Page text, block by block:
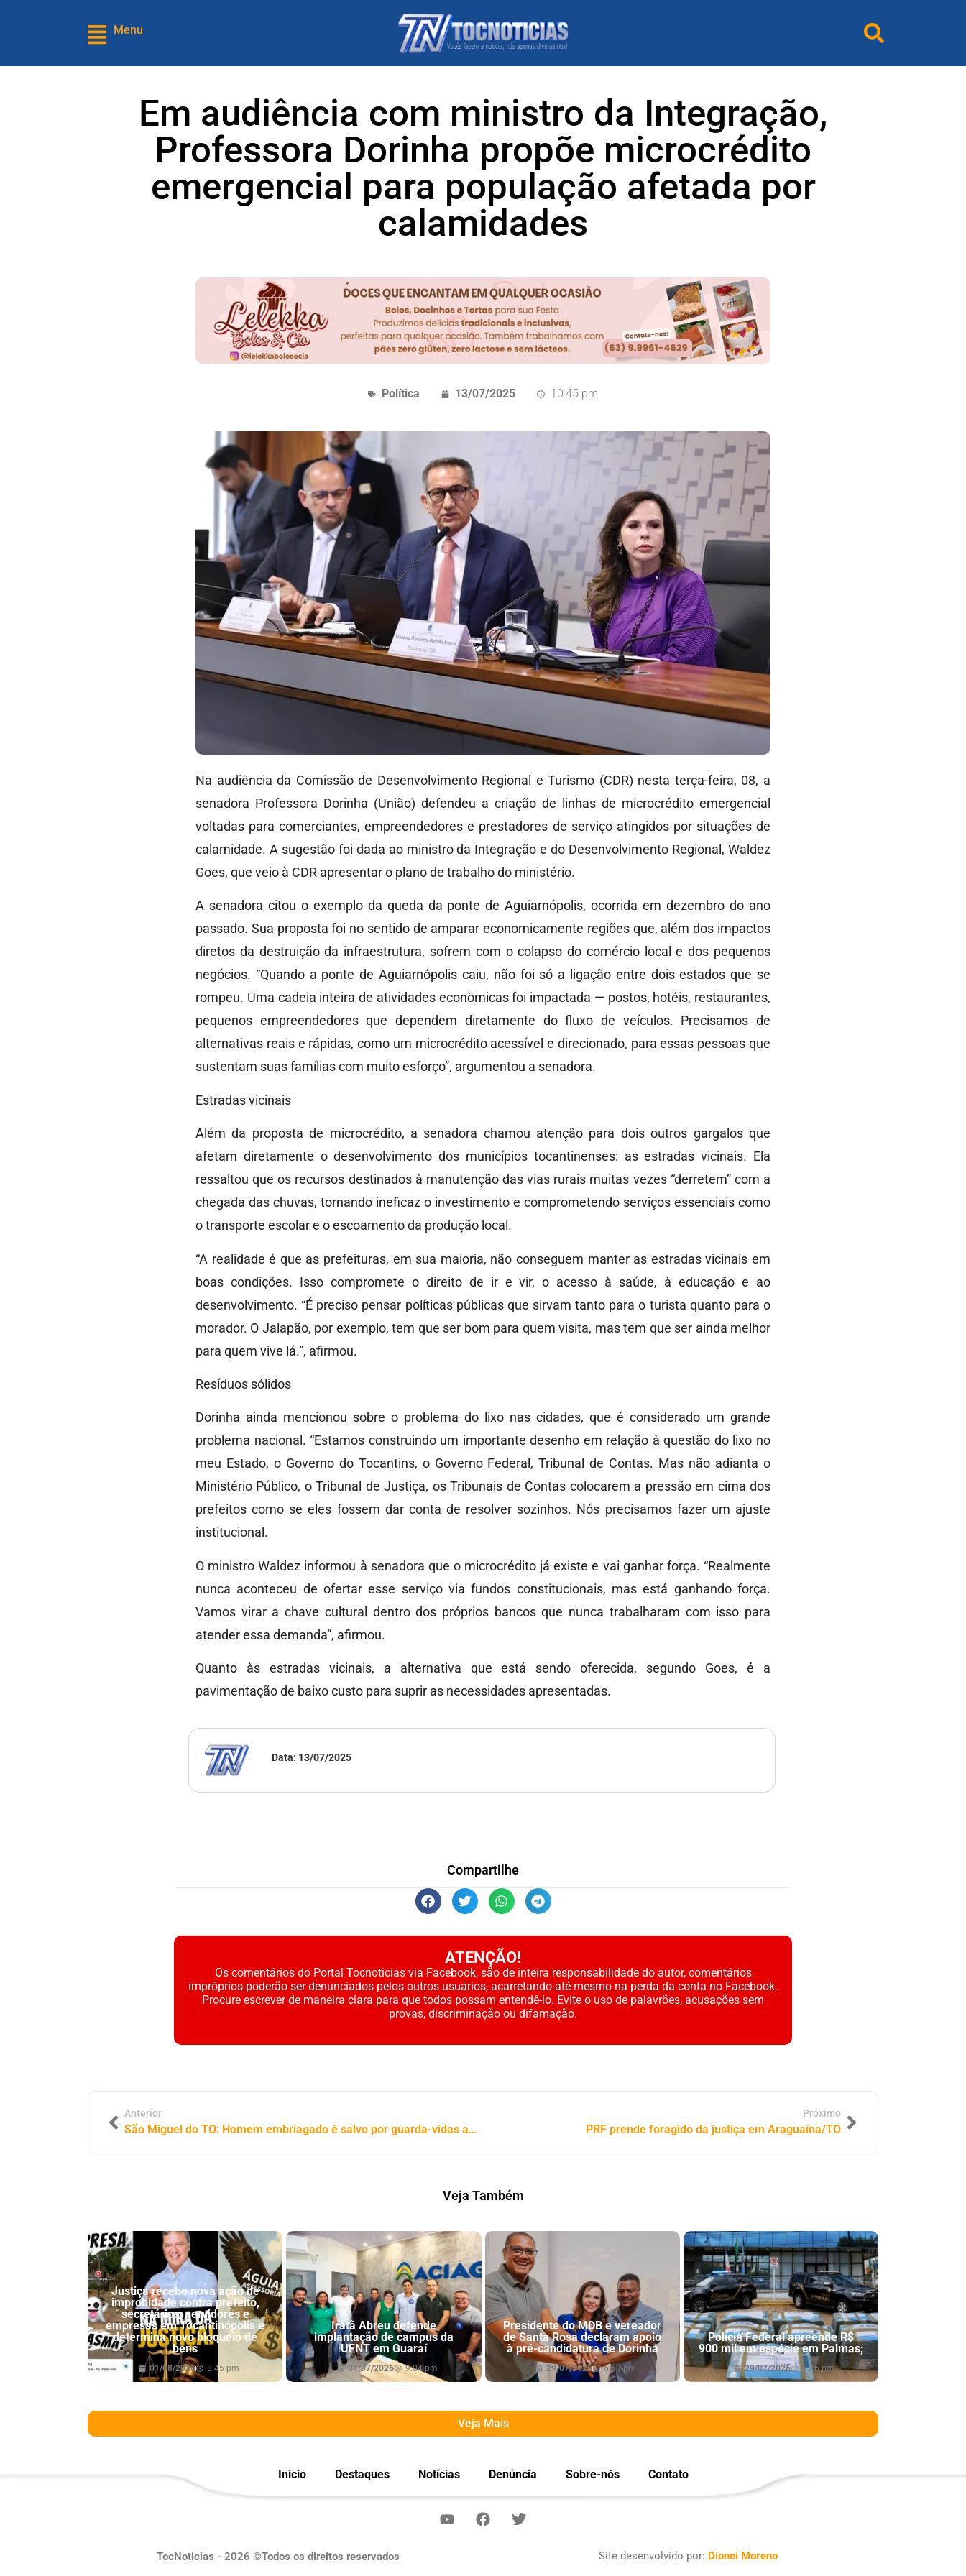
Menu
Em audiência com ministro da Integração,
Professora Dorinha propõe microcrédito
emergencial para população afetada por
calamidades
Política 13/07/2025 10:45 pm
Na audiência da Comissão de Desenvolvimento Regional e Turismo (CDR) nesta terça-feira, 08, a
senadora Professora Dorinha (União) defendeu a criação de linhas de microcrédito emergencial
voltadas para comerciantes, empreendedores e prestadores de serviço atingidos por situações de
calamidade. A sugestão foi dada ao ministro da Integração e do Desenvolvimento Regional, Waldez
Goes, que veio à CDR apresentar o plano de trabalho do ministério.
A senadora citou o exemplo da queda da ponte de Aguiarnópolis, ocorrida em dezembro do ano
passado. Sua proposta foi no sentido de amparar economicamente regiões que, além dos impactos
diretos da destruição da infraestrutura, sofrem com o colapso do comércio local e dos pequenos
negócios. “Quando a ponte de Aguiarnópolis caiu, não foi só a ligação entre dois estados que se
rompeu. Uma cadeia inteira de atividades econômicas foi impactada — postos, hotéis, restaurantes,
pequenos empreendedores que dependem diretamente do fluxo de veículos. Precisamos de
alternativas reais e rápidas, como um microcrédito acessível e direcionado, para essas pessoas que
sustentam suas famílias com muito esforço”, argumentou a senadora.
Estradas vicinais
Além da proposta de microcrédito, a senadora chamou atenção para dois outros gargalos que
afetam diretamente o desenvolvimento dos municípios tocantinenses: as estradas vicinais. Ela
ressaltou que os recursos destinados à manutenção das vias rurais muitas vezes “derretem” com a
chegada das chuvas, tornando ineficaz o investimento e comprometendo serviços essenciais como
o transporte escolar e o escoamento da produção local.
“A realidade é que as prefeituras, em sua maioria, não conseguem manter as estradas vicinais em
boas condições. Isso compromete o direito de ir e vir, o acesso à saúde, à educação e ao
desenvolvimento. “É preciso pensar políticas públicas que sirvam tanto para o turista quanto para o
morador. O Jalapão, por exemplo, tem que ser bom para quem visita, mas tem que ser ainda melhor
para quem vive lá.”, afirmou.
Resíduos sólidos
Dorinha ainda mencionou sobre o problema do lixo nas cidades, que é considerado um grande
problema nacional. “Estamos construindo um importante desenho em relação à questão do lixo no
meu Estado, o Governo do Tocantins, o Governo Federal, Tribunal de Contas. Mas não adianta o
Ministério Público, o Tribunal de Justiça, os Tribunais de Contas colocarem a pressão em cima dos
prefeitos como se eles fossem dar conta de resolver sozinhos. Nós precisamos fazer um ajuste
institucional.
O ministro Waldez informou à senadora que o microcrédito já existe e vai ganhar força. “Realmente
nunca aconteceu de ofertar esse serviço via fundos constitucionais, mas está ganhando força.
Vamos virar a chave cultural dentro dos próprios bancos que nunca trabalharam com isso para
atender essa demanda”, afirmou.
Quanto às estradas vicinais, a alternativa que está sendo oferecida, segundo Goes, é a
pavimentação de baixo custo para suprir as necessidades apresentadas.
Data: 13/07/2025
Compartilhe
ATENÇÃO!
Os comentários do Portal Tocnoticias via Facebook, são de inteira responsabilidade do autor, comentários
impróprios poderão ser denunciados pelos outros usuários, acarretando até mesmo na perda da conta no Facebook.
Procure escrever de maneira clara para que todos possam entendê-lo. Evite o uso de palavrões, acusações sem
provas, discriminação ou difamação.
Anterior
São Miguel do TO: Homem embriagado é salvo por guarda-vidas após quase se afogar no Rio Tocantins
Próximo
PRF prende foragido da justiça em Araguaína/TO
Veja Também
Justiça recebe nova ação de
improbidade contra prefeito,
secretários, servidores e
empresas em Tocantinópolis e
determina novo bloqueio de
bens
01/08/2026 8:45 pm
Iratã Abreu defende
implantação de campus da
UFNT em Guaraí
31/07/2026 9:04 pm
Presidente do MDB e vereador
de Santa Rosa declaram apoio
à pré-candidatura de Dorinha
29/07/2026 6:53 pm
Polícia Federal apreende R$
900 mil em espécie em Palmas;
29/07/2026 6:46 pm
Veja Mais
Inicio Destaques Notícias Denúncia Sobre-nós Contato
TocNoticias - 2026 ©Todos os direitos reservados Site desenvolvido por: Dionei Moreno